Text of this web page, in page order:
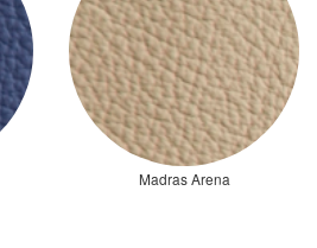
Madras Arena